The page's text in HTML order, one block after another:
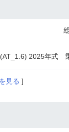
2025年式
見る ]